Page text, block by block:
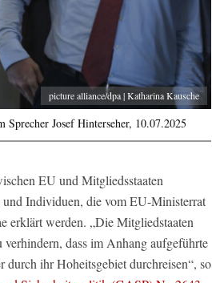
picture alliance/dpa | Katharina Kausche
Sprecher Josef Hinterseher, 10.07.2025
EU und Mitgliedsstaaten
und Individuen, die vom EU-Ministerrat
erklärt werden. „Die Mitgliedstaaten
dass im Anhang aufgeführte
durch ihr Hoheitsgebiet durchreisen“, so